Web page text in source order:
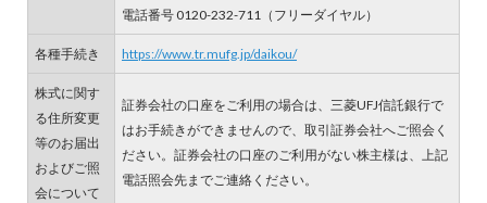
電話番号 0120-232-711（フリーダイヤル）
各種手続き https://www.tr.mufg.jp/daikou/
株式に関す
る住所変更
等のお届出
およびご照
会について
証券会社の口座をご利用の場合は、三菱UFJ信託銀行で
はお手続きができませんので、取引証券会社へご照会く
ださい。証券会社の口座のご利用がない株主様は、上記
電話照会先までご連絡ください。